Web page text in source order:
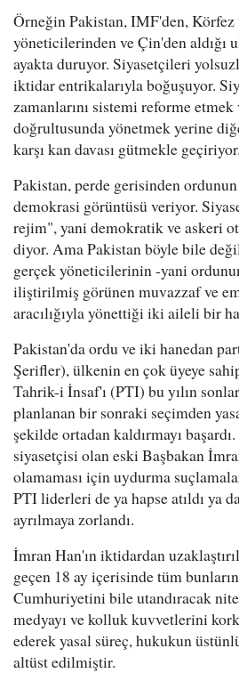
Örneğin Pakistan, IMF'den,
yöneticilerinden ve Çin'den aldığı
ayakta duruyor. Siyasetçileri
iktidar entrikalarıyla boğuşuyor.
zamanlarını sistemi reforme etmek
doğrultusunda yönetmek yerine
karşı kan davası gütmekle geçiriyor.
Pakistan, perde gerisinden
demokrasi görüntüsü veriyor.
rejim", yani demokratik ve askeri
diyor. Ama Pakistan böyle bile
gerçek yöneticilerinin -yani
iliştirilmiş görünen muvazzaf ve
aracılığıyla yönettiği iki aileli bir
Pakistan'da ordu ve iki hanedan
Şerifler), ülkenin en çok üyeye
Tahrik-i İnsaf'ı (PTI) bu yılın
planlanan bir sonraki seçimden
şekilde ortadan kaldırmayı
siyasetçisi olan eski Başbakan
olamaması için uydurma
PTI liderleri de ya hapse atıldı ya
ayrılmaya zorlandı.
İmran Han'ın iktidardan
geçen 18 ay içerisinde tüm
Cumhuriyetini bile utandıracak
medyayı ve kolluk kuvvetlerini
ederek yasal süreç, hukukun
altüst edilmiştir.